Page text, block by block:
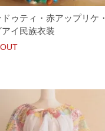
ゥティ・赤アップリケ・
イ民族衣装